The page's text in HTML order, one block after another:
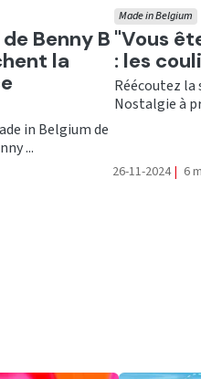
Benny B
la
in Belgium de
...
Ecouter
"Vous
: les
Made in Belgium
Réécoutez la
Nostalgie à
26-11-2024 | 6